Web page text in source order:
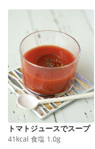
トマトジュースでスープ
41 kcal 食塩 1.0g